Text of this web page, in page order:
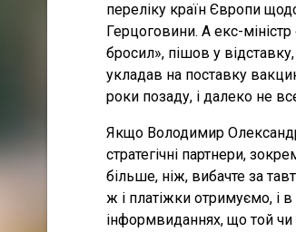
переліку країн Європи
Герцоговини. А екс-
бросил», пішов у
укладав на поставку
роки позаду, і далеко не
Якщо Володимир
стратегічні партнери,
більше, ніж, вибачте за
ж і платіжки отримуємо, і
інформвиданнях, що той